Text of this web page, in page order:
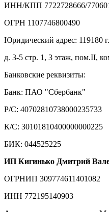
ИНН/КПП 7722728666/
ОГРН 1107746800490
Юридический адрес: 119180
д. 3-5 стр. 1, 3 этаж, пом.II,
Банковские реквизиты:
Банк: ПАО "Сбербанк"
Р/С: 40702810738000235733
К/С: 30101810400000000225
БИК: 044525225
ИП Кигинько Дмитрий
ОГРНИП 309774611401082
ИНН